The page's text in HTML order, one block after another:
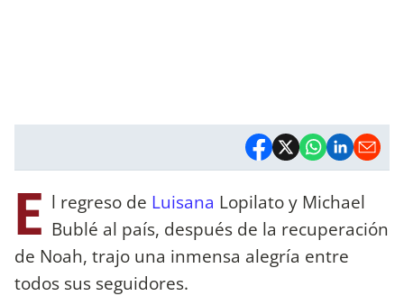
E l regreso de Luisana Lopilato y Michael
Bublé al país, después de la recuperación
de Noah, trajo una inmensa alegría entre
todos sus seguidores.